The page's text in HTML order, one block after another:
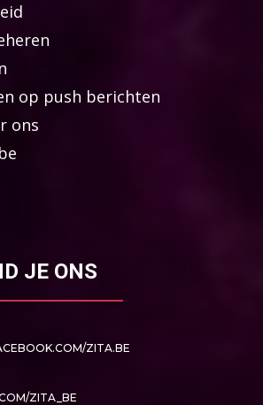
op push berichten
ons
JE ONS
ZITA.BE
ZITA_BE